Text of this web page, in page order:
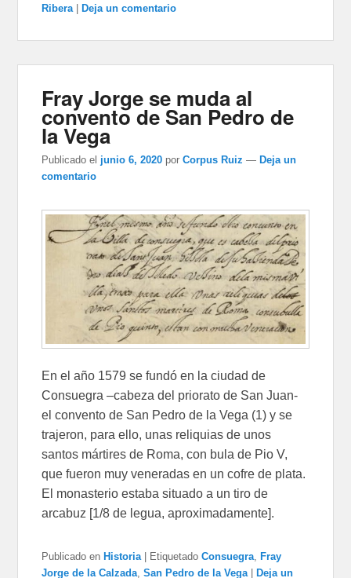
Ribera
Deja un comentario
Fray Jorge se muda al
convento de San Pedro de
la Vega
Publicado el junio 6, 2020 porCorpus Ruiz — Deja un
comentario
En el año 1579 se fundó en la ciudad de
Consuegra –cabeza del priorato de San Juan-
el convento de San Pedro de la Vega (1) y se
trajeron, para ello, unas reliquias de unos
santos mártires de Roma, con bula de Pio V,
que fueron muy veneradas en un cofre de plata.
El monasterio estaba situado a un tiro de
arcabuz [1/8 de legua, aproximadamente].
Publicado en Historia Etiquetado Consuegra, Fray
Jorge de la Calzada,San Pedro de la Vega Deja un